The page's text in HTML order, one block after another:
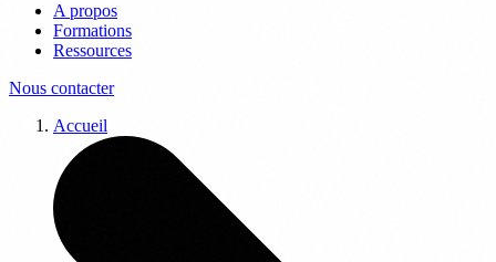
A propos
Formations
Ressources
Nous contacter
Accueil